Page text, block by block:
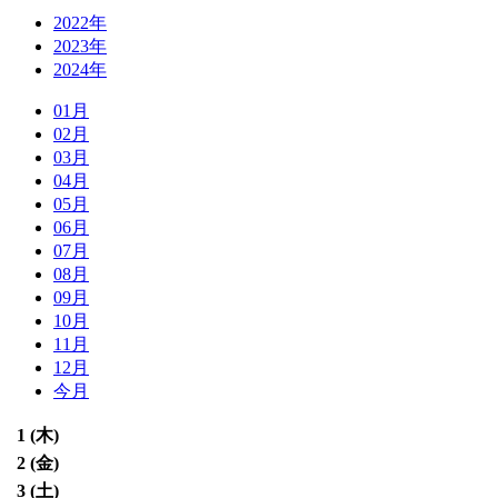
2022年
2023年
2024年
01月
02月
03月
04月
05月
06月
07月
08月
09月
10月
11月
12月
今月
1 (木)
2 (金)
3 (土)